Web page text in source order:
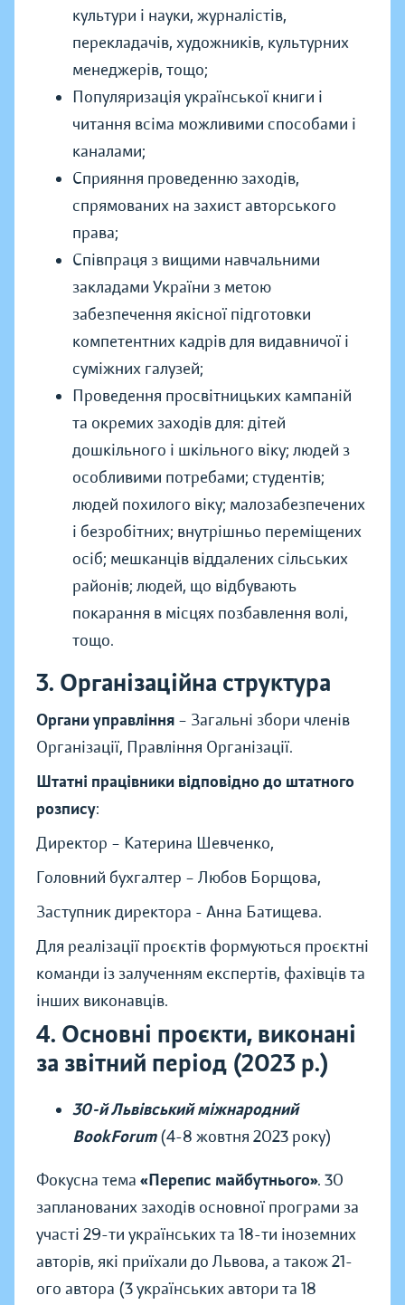
культури і науки, журналістів,
перекладачів, художників, культурних
менеджерів, тощо;
Популяризація української книги і
читання всіма можливими способами і
каналами;
Сприяння проведенню заходів,
спрямованих на захист авторського
права;
Співпраця з вищими навчальними
закладами України з метою
забезпечення якісної підготовки
компетентних кадрів для видавничої і
суміжних галузей;
Проведення просвітницьких кампаній
та окремих заходів для: дітей
дошкільного і шкільного віку; людей з
особливими потребами; студентів;
людей похилого віку; малозабезпечених
і безробітних; внутрішньо переміщених
осіб; мешканців віддалених сільських
районів; людей, що відбувають
покарання в місцях позбавлення волі,
тощо.
3. Організаційна структура
Органи управління – Загальні збори членів
Організації, Правління Організації.
Штатні працівники відповідно до штатного
розпису:
Директор – Катерина Шевченко,
Головний бухгалтер – Любов Борщова,
Заступник директора - Анна Батищева.
Для реалізації проєктів формуються проєктні
команди із залученням експертів, фахівців та
інших виконавців.
4. Основні проєкти, виконані
за звітний період (2023 р.)
30-й Львівський міжнародний
BookForum (4-8 жовтня 2023 року)
Фокусна тема «Перепис майбутнього». 30
запланованих заходів основної програми за
участі 29-ти українських та 18-ти іноземних
авторів, які приїхали до Львова, а також 21-
ого автора (3 українських автори та 18